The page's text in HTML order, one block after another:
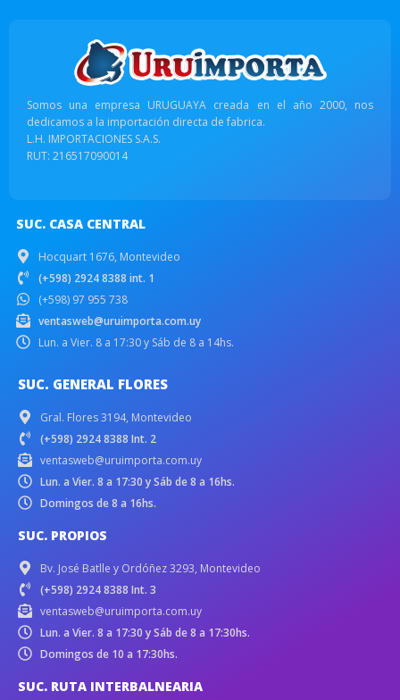
Somos una empresa URUGUAYA creada en el año 2000, nos
dedicamos a la importación directa de fabrica.
L.H. IMPORTACIONES S.A.S.
RUT: 216517090014
SUC. CASA CENTRAL
Hocquart 1676, Montevideo
(+598) 2924 8388 int. 1
(+598) 97 955 738
ventasweb@uruimporta.com.uy
Lun. a Vier. 8 a 17:30 y Sáb de 8 a 14hs.
SUC. GENERAL FLORES
Gral. Flores 3194, Montevideo
(+598) 2924 8388 Int. 2
ventasweb@uruimporta.com.uy
Lun. a Vier. 8 a 17:30 y Sáb de 8 a 16hs.
Domingos de 8 a 16hs.
SUC. PROPIOS
Bv. José Batlle y Ordóñez 3293, Montevideo
(+598) 2924 8388 Int. 3
ventasweb@uruimporta.com.uy
Lun. a Vier. 8 a 17:30 y Sáb de 8 a 17:30hs.
Domingos de 10 a 17:30hs.
SUC. RUTA INTERBALNEARIA